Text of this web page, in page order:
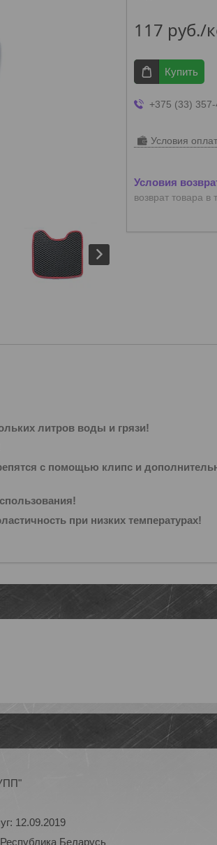
117 руб./
Купить
+375 (33)
Условия
возврат товара в
литров воды и грязи!
с помощью клипс и
при низких температурах!
12.09.2019
Беларусь